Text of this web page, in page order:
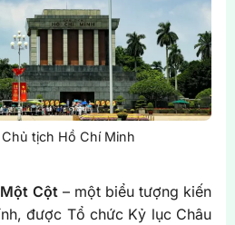
tịch Hồ Chí Minh
Cột– một biểu tượng kiến
được Tổ chức Kỷ lục Châu